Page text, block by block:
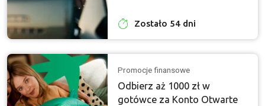
Zostało 54 dni
Promocje finansowe
Odbierz aż 1000 zł w
gotówce za Konto Otwarte